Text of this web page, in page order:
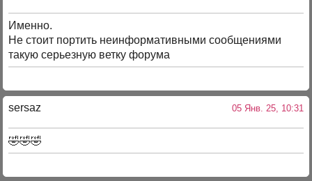
Именно.
Не стоит портить неинформативными сообщениями
такую серьезную ветку форума
sersaz 05 Янв. 25, 10:31
🤣🤣🤣